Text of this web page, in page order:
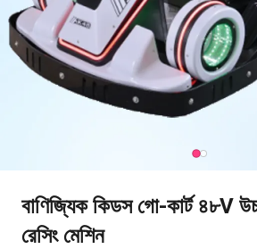
বাণিজ্যিক কিডস গো-কার্ট ৪৮V
রেসিং মেশিন